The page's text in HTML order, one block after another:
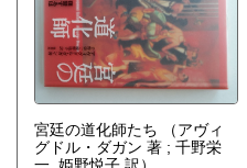
宮廷の道化師たち
（アヴィ
グドル・ダガン 著 ; 千野栄